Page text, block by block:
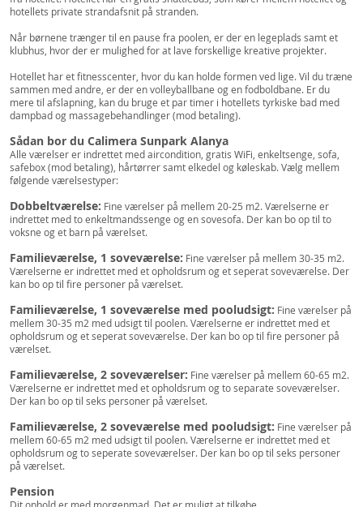
hotellets private strandafsnit på stranden.
Når børnene trænger til en pause fra poolen, er der en legeplads samt et
klubhus, hvor der er mulighed for at lave forskellige kreative projekter.
Hotellet har et fitnesscenter, hvor du kan holde formen ved lige. Vil du træne
sammen med andre, er der en volleyballbane og en fodboldbane. Er du
mere til afslapning, kan du bruge et par timer i hotellets tyrkiske bad med
dampbad og massagebehandlinger (mod betaling).
Sådan bor du Calimera Sunpark Alanya
Alle værelser er indrettet med aircondition, gratis WiFi, enkeltsenge, sofa,
safebox (mod betaling), hårtørrer samt elkedel og køleskab. Vælg mellem
følgende værelsestyper:
Dobbeltværelse: Fine værelser på mellem 20-25 m2. Værelserne er
indrettet med to enkeltmandssenge og en sovesofa. Der kan bo op til to
voksne og et barn på værelset.
Familieværelse, 1 soveværelse: Fine værelser på mellem 30-35 m2.
Værelserne er indrettet med et opholdsrum og et seperat soveværelse. Der
kan bo op til fire personer på værelset.
Familieværelse, 1 soveværelse med pooludsigt: Fine værelser på
mellem 30-35 m2 med udsigt til poolen. Værelserne er indrettet med et
opholdsrum og et seperat soveværelse. Der kan bo op til fire personer på
værelset.
Familieværelse, 2 soveværelser: Fine værelser på mellem 60-65 m2.
Værelserne er indrettet med et opholdsrum og to separate soveværelser.
Der kan bo op til seks personer på værelset.
Familieværelse, 2 soveværelse med pooludsigt: Fine værelser på
mellem 60-65 m2 med udsigt til poolen. Værelserne er indrettet med et
opholdsrum og to seperate soveværelser. Der kan bo op til seks personer
på værelset.
Pension